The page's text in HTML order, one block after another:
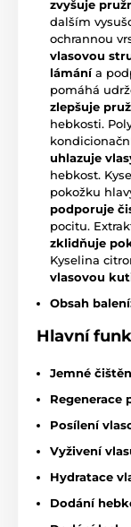
zvyšuje
dalším
ochrannou
vlasovou
lámánía
pomáhá
zlepšuje
hebkosti.
uhlazuje
hebkost.
pokožku
podporuje
pocitu.
zklidňuje
Kyselina
vlasovou
Obsah
Hlavní
Jemné
Regenerace
Posílení
Vyživení
Hydratace
Dodání